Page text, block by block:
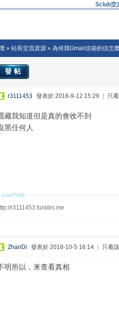
Sclub交
» 站長交流資源» 為何我Gmail信箱的信怎
發帖
r3111453 發表於 2018-9-12 15:29 只
藏我知道但是真的會收不到
黑任何人
r3111453.funbbs.me
ZhanDi 發表於 2018-10-5 16:14 只看
明所以，来查看真相